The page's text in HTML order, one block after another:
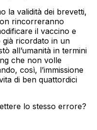
la validità dei brevetti,
rincorreranno
il vaccino e
già ricordato in un
all’umanità in termini
che non volle
così, l’immissione
di ben quattordici
lo stesso errore?